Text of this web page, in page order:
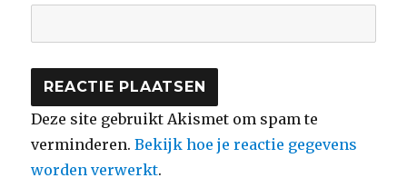
Deze site gebruikt Akismet om spam te
verminderen.Bekijk hoe je reactie gegevens
worden verwerkt.